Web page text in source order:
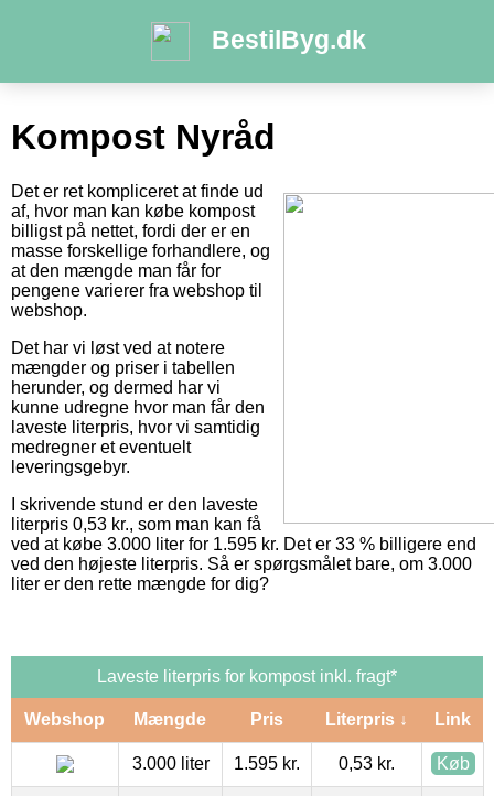
BestilByg.dk
Kompost Nyråd
Det er ret kompliceret at finde ud
af, hvor man kan købe kompost
billigst på nettet, fordi der er en
masse forskellige forhandlere, og
at den mængde man får for
pengene varierer fra webshop til
webshop.
Det har vi løst ved at notere
mængder og priser i tabellen
herunder, og dermed har vi
kunne udregne hvor man får den
laveste literpris, hvor vi samtidig
medregner et eventuelt
leveringsgebyr.
I skrivende stund er den laveste
literpris 0,53 kr., som man kan få
ved at købe 3.000 liter for 1.595 kr. Det er 33 % billigere end
ved den højeste literpris. Så er spørgsmålet bare, om 3.000
liter er den rette mængde for dig?
Laveste literpris for kompost inkl. fragt*
Webshop Mængde Pris Literpris ↓ Link
3.000 liter 1.595 kr. 0,53 kr. Køb